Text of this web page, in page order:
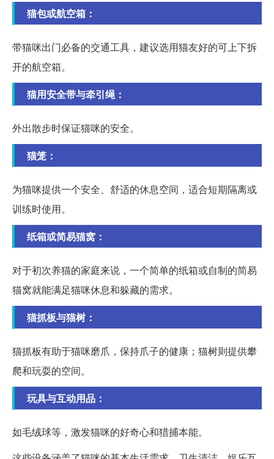
猫包或航空箱：
带猫咪出门必备的交通工具，建议选用猫友好的可上下拆
开的航空箱。
猫用安全带与牵引绳：
外出散步时保证猫咪的安全。
猫笼：
为猫咪提供一个安全、舒适的休息空间，适合短期隔离或
训练时使用。
纸箱或简易猫窝：
对于初次养猫的家庭来说，一个简单的纸箱或自制的简易
猫窝就能满足猫咪休息和躲藏的需求。
猫抓板与猫树：
猫抓板有助于猫咪磨爪，保持爪子的健康；猫树则提供攀
爬和玩耍的空间。
玩具与互动用品：
如毛绒球等，激发猫咪的好奇心和猎捕本能。